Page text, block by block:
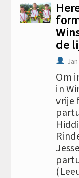
de
Om
in
vrije